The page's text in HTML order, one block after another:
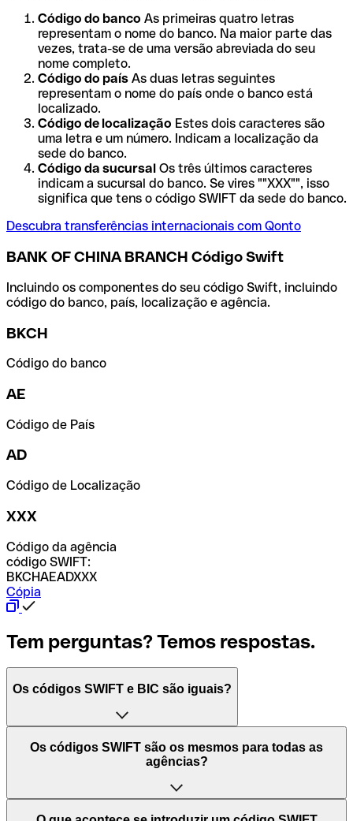
Código do banco As primeiras quatro letras
representam o nome do banco. Na maior parte das
vezes, trata-se de uma versão abreviada do seu
nome completo.
Código do país As duas letras seguintes
representam o nome do país onde o banco está
localizado.
Código de localização Estes dois caracteres são
uma letra e um número. Indicam a localização da
sede do banco.
Código da sucursal Os três últimos caracteres
indicam a sucursal do banco. Se vires ""XXX"", isso
significa que tens o código SWIFT da sede do banco.
Descubra transferências internacionais com Qonto
BANK OF CHINA BRANCH Código Swift
Incluindo os componentes do seu código Swift, incluindo
código do banco, país, localização e agência.
BKCH
Código do banco
AE
Código de País
AD
Código de Localização
XXX
Código da agência
código SWIFT:
BKCHAEADXXX
Cópia
Tem perguntas? Temos respostas.
Os códigos SWIFT e BIC são iguais?
O acrónimo SWIFT significa "Society for Worldwide
Interbank Financial Telecommunication (Sociedade para
Mundiais)". Trata-se de uma rede mundial onde se
processam pagamentos entre países. Por outro lado, BIC
Os códigos SWIFT são os mesmos para todas as
agências?